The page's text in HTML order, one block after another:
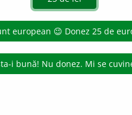
2004-2026 dexonline (https://
site, inclusiv prin orice metode de
cu excepția seturilor de date oferite